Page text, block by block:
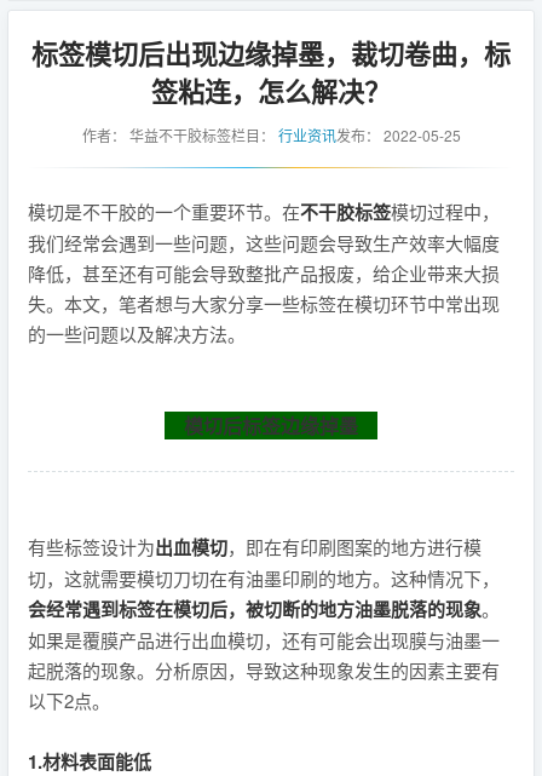
标签模切后出现边缘掉墨，裁切卷曲，标
签粘连，怎么解决？
作者： 华益不干胶标签栏目： 行业资讯发布： 2022-05-25
模切是不干胶的一个重要环节。在不干胶标签模切过程中，
我们经常会遇到一些问题，这些问题会导致生产效率大幅度
降低，甚至还有可能会导致整批产品报废，给企业带来大损
失。本文，笔者想与大家分享一些标签在模切环节中常出现
的一些问题以及解决方法。
模切后标签边缘掉墨
有些标签设计为出血模切，即在有印刷图案的地方进行模
切，这就需要模切刀切在有油墨印刷的地方。这种情况下，
会经常遇到标签在模切后，被切断的地方油墨脱落的现象。
如果是覆膜产品进行出血模切，还有可能会出现膜与油墨一
起脱落的现象。分析原因，导致这种现象发生的因素主要有
以下2点。
1.材料表面能低